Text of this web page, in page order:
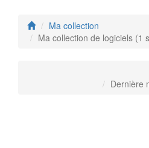
Ma collection
Ma collection de logiciels (1
Dernière